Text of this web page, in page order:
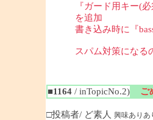
『ガード用キー(必
を追加
書き込み時に『
スパム対策になる
■1164/ inTopicNo.2)
ご
□投稿者/ ど素人 興味ありあ